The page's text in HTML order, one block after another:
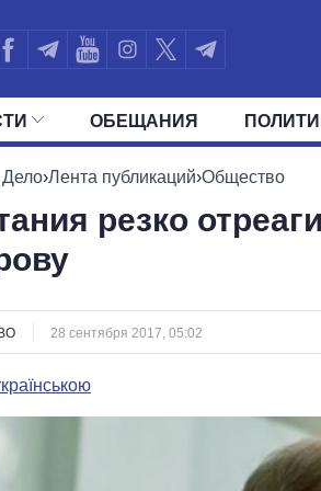
ОБЕЩАНИЯ
ВСЕ ПОЛИТИКИ ПРЕЗИДЕНТ И
›Лента публикаций›Общество
резко
28 сентября 2017, 05:02